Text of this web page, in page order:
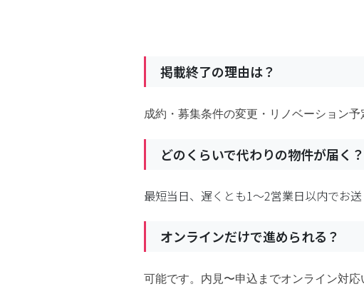
掲載終了の理由は？
成約・募集条件の変更・リノベーション
どのくらいで代わりの物件が届く？
最短当日、遅くとも1〜2営業日以内でお送
オンラインだけで進められる？
可能です。内見〜申込までオンライン対応